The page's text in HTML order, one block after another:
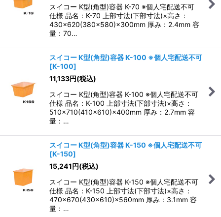
スイコー K型(角型)容器 K-70 ※個人宅配送不可
仕様 品名：K-70 上部寸法(下部寸法)×高さ：
430×620(380×580)×300mm 厚み：2.4mm 容
量：70…
スイコー K型(角型)容器 K-100 ※個人宅配送不可
[K-100]
11,133円(税込)
スイコー K型(角型)容器 K-100 ※個人宅配送不可
仕様 品名：K-100 上部寸法(下部寸法)×高さ：
510×710(410×610)×400mm 厚み：2.7mm 容
量：…
スイコー K型(角型)容器 K-150 ※個人宅配送不可
[K-150]
15,241円(税込)
スイコー K型(角型)容器 K-150 ※個人宅配送不可
仕様 品名：K-150 上部寸法(下部寸法)×高さ：
470×670(430×610)×560mm 厚み：3.1mm 容
量：…